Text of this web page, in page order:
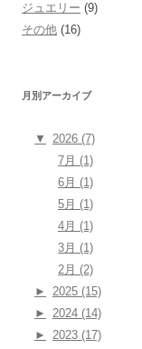
ジュエリー (9)
その他 (16)
月別アーカイブ
▼
2026 (7)
7月 (1)
6月 (1)
5月 (1)
4月 (1)
3月 (1)
2月 (2)
►
2025 (15)
►
2024 (14)
►
2023 (17)